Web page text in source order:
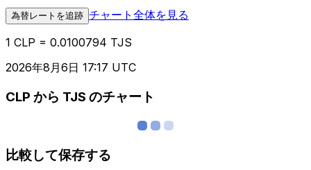
為替レートを追跡 チャート全体を見る
1 CLP = 0.0100794 TJS
2026年8月6日 17:17 UTC
CLP から TJS のチャート
比較して保存する